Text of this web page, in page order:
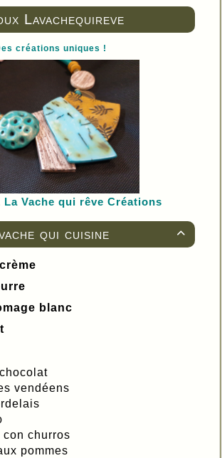
Lavachequireve
créations uniques !
La Vache qui rêve Créations

qui cuisine
blanc
vendéens
churros
pommes